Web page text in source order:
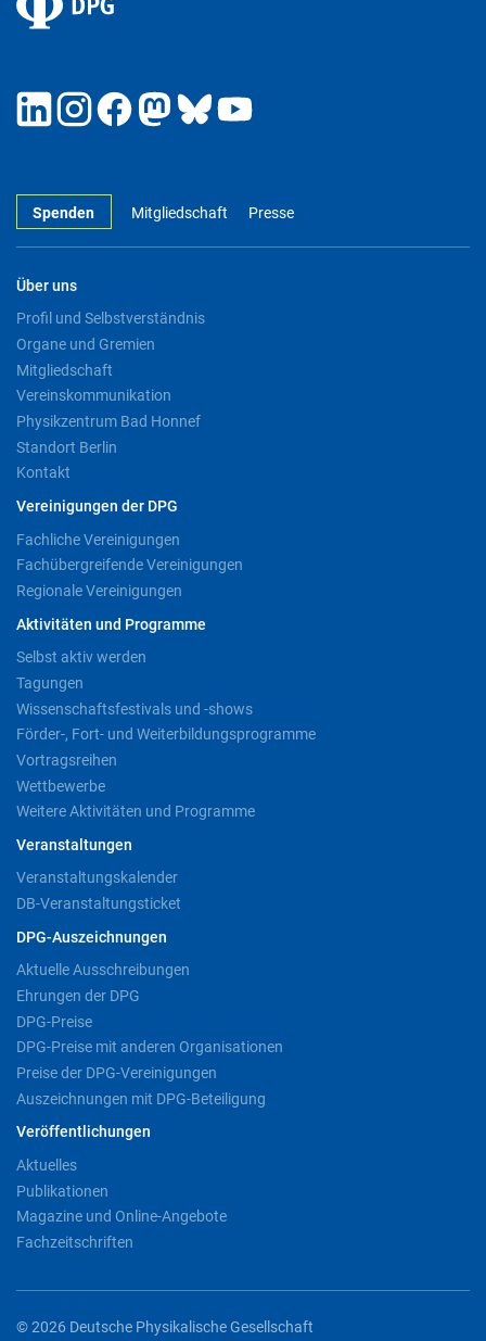
Spenden Mitgliedschaft Presse
Über uns
Profil und Selbstverständnis
Organe und Gremien
Mitgliedschaft
Vereinskommunikation
Physikzentrum Bad Honnef
Standort Berlin
Kontakt
Vereinigungen der DPG
Fachliche Vereinigungen
Fachübergreifende Vereinigungen
Regionale Vereinigungen
Aktivitäten und Programme
Selbst aktiv werden
Tagungen
Wissenschaftsfestivals und -shows
Förder-, Fort- und Weiterbildungsprogramme
Vortragsreihen
Wettbewerbe
Weitere Aktivitäten und Programme
Veranstaltungen
Veranstaltungskalender
DB-Veranstaltungsticket
DPG-Auszeichnungen
Aktuelle Ausschreibungen
Ehrungen der DPG
DPG-Preise
DPG-Preise mit anderen Organisationen
Preise der DPG-Vereinigungen
Auszeichnungen mit DPG-Beteiligung
Veröffentlichungen
Aktuelles
Publikationen
Magazine und Online-Angebote
Fachzeitschriften
© 2026 Deutsche Physikalische Gesellschaft